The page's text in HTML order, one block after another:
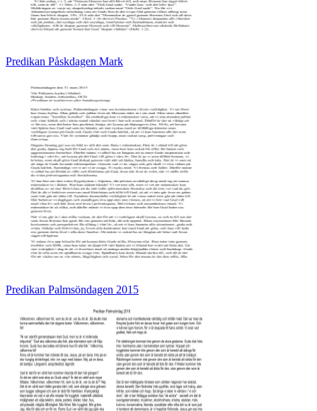
Predikan Påskdagen Mark
Predikan Palmsöndagen 2015